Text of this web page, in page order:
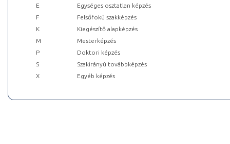
E
Egységes osztatlan képzés
F
Felsőfokú szakképzés
K
Kiegészítő alapképzés
M
Mesterképzés
P
Doktori képzés
S
Szakirányú továbbképzés
X
Egyéb képzés